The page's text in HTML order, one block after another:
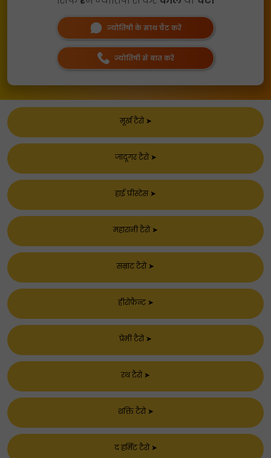
ज्योतिषी के साथ चैट करें
ज्योतिषी से बात करें
मूर्ख टैरो➤
जादूगर टैरो➤
हाई प्रीस्टेस➤
महारानी टैरो➤
सम्राट टैरो➤
हीरोफ़ैन्ट➤
प्रेमी टैरो➤
रथ टैरो➤
शक्ति टैरो➤
द हर्मिट टैरो➤